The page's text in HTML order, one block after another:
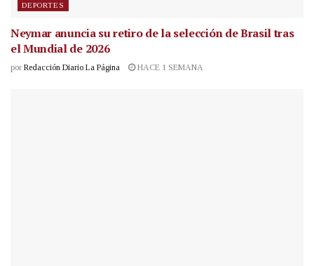
DEPORTES
Neymar anuncia su retiro de la selección de Brasil tras
el Mundial de 2026
por Redacción Diario La Página HACE 1 SEMANA